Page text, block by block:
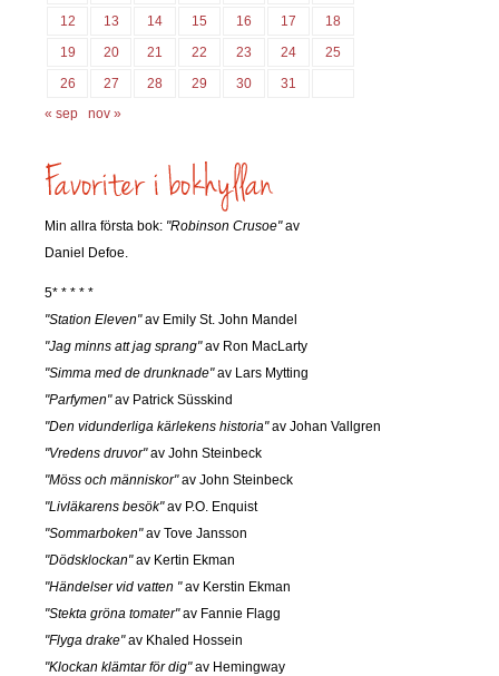
12
13 14 15 16 17
18
19
20 21 22 23 24
25
26
27 28 29 30
31
« sep
nov »
Min allra första bok: "Robinson Crusoe"av
Daniel Defoe.
5* * * * *
"Station Eleven"av Emily St. John Mandel
"Jag minns att jag sprang"av Ron MacLarty
"Simma med de drunknade"av Lars Mytting
"Parfymen"av Patrick Süsskind
"Den vidunderliga kärlekens historia"av Johan Vallgren
"Vredens druvor"av John Steinbeck
"Möss och människor"av John Steinbeck
"Livläkarens besök"av P.O. Enquist
"Sommarboken"av Tove Jansson
"Dödsklockan"av Kertin Ekman
"Händelser vid vatten "av Kerstin Ekman
"Stekta gröna tomater"av Fannie Flagg
"Flyga drake"av Khaled Hossein
"Klockan klämtar för dig"av Hemingway